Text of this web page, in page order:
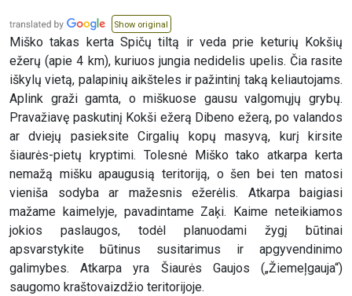
Show original
Miško takas kerta Spičų tiltą ir veda prie keturių Kokšių
ežerų (apie 4 km), kuriuos jungia nedidelis upelis. Čia rasite
iškylų vietą, palapinių aikšteles ir pažintinį taką keliautojams.
Aplink graži gamta, o miškuose gausu valgomųjų grybų.
Pravažiavę paskutinį Kokši ežerą Dibeno ežerą, po valandos
ar dviejų pasieksite Cirgalių kopų masyvą, kurį kirsite
šiaurės-pietų kryptimi. Tolesnė Miško tako atkarpa kerta
nemažą mišku apaugusią teritoriją, o šen bei ten matosi
vieniša sodyba ar mažesnis ežerėlis. Atkarpa baigiasi
mažame kaimelyje, pavadintame Zaķi. Kaime neteikiamos
jokios paslaugos, todėl planuodami žygį būtinai
apsvarstykite būtinus susitarimus ir apgyvendinimo
galimybes. Atkarpa yra Šiaurės Gaujos („Žiemeļgauja“)
saugomo kraštovaizdžio teritorijoje.